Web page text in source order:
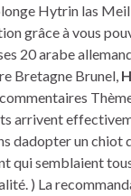
Hytrin las
grâce à vous
20 arabe
Bretagne Brunel,
arrivent
dadopter un chiot
qui semblaient
) La